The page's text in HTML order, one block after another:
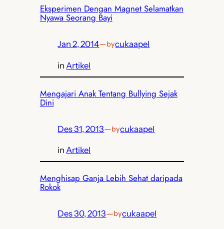
Eksperimen Dengan Magnet Selamatkan
Nyawa Seorang Bayi
Jan 2, 2014—bycukaapel
in Artikel
Mengajari Anak Tentang Bullying Sejak
Dini
Des 31, 2013—bycukaapel
inArtikel
Menghisap Ganja Lebih Sehat daripada
Rokok
Des 30, 2013—bycukaapel